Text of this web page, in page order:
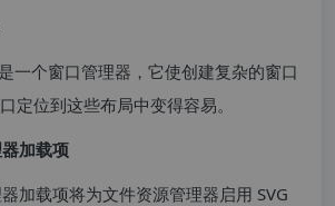
一个窗口管理器，它使创建复杂的窗口
定位到这些布局中变得容易。
加载项
加载项将为文件资源管理器启用 SVG